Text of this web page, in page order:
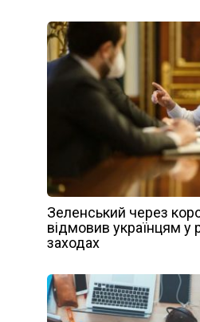
Зеленський через
відмовив українцям у
заходах